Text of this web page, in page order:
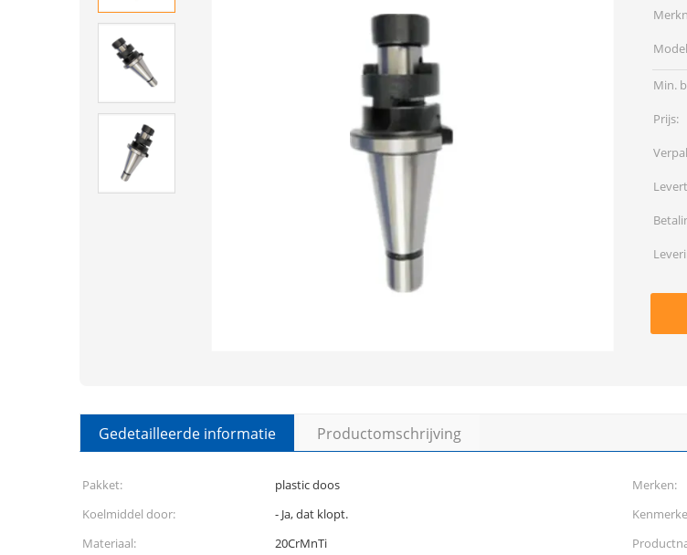
Min.
Prijs:
Gedetailleerde informatie Productomschrijving
Pakket: plastic doos Merken:
Koelmiddel door:
- Ja, dat klopt.
Materiaal:
20CrMnTi